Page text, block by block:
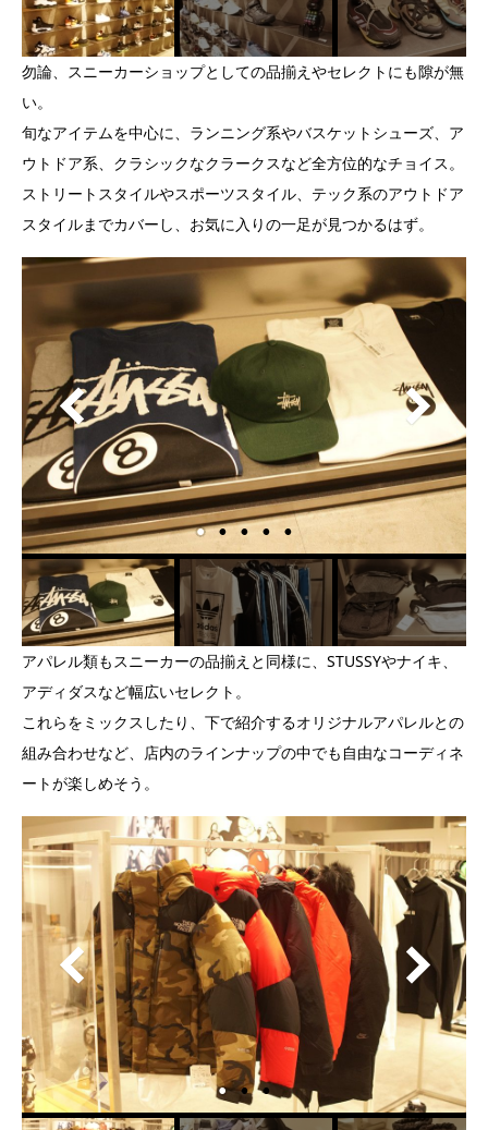
勿論、スニーカーショップとしての品揃えやセレクトにも隙が無
い。
旬なアイテムを中心に、ランニング系やバスケットシューズ、ア
ウトドア系、クラシックなクラークスなど全方位的なチョイス。
ストリートスタイルやスポーツスタイル、テック系のアウトドア
スタイルまでカバーし、お気に入りの一足が見つかるはず。
アパレル類もスニーカーの品揃えと同様に、STUSSYやナイキ、
アディダスなど幅広いセレクト。
これらをミックスしたり、下で紹介するオリジナルアパレルとの
組み合わせなど、店内のラインナップの中でも自由なコーディネ
ートが楽しめそう。